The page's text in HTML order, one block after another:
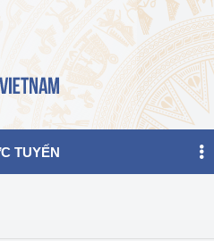
TUYẾN